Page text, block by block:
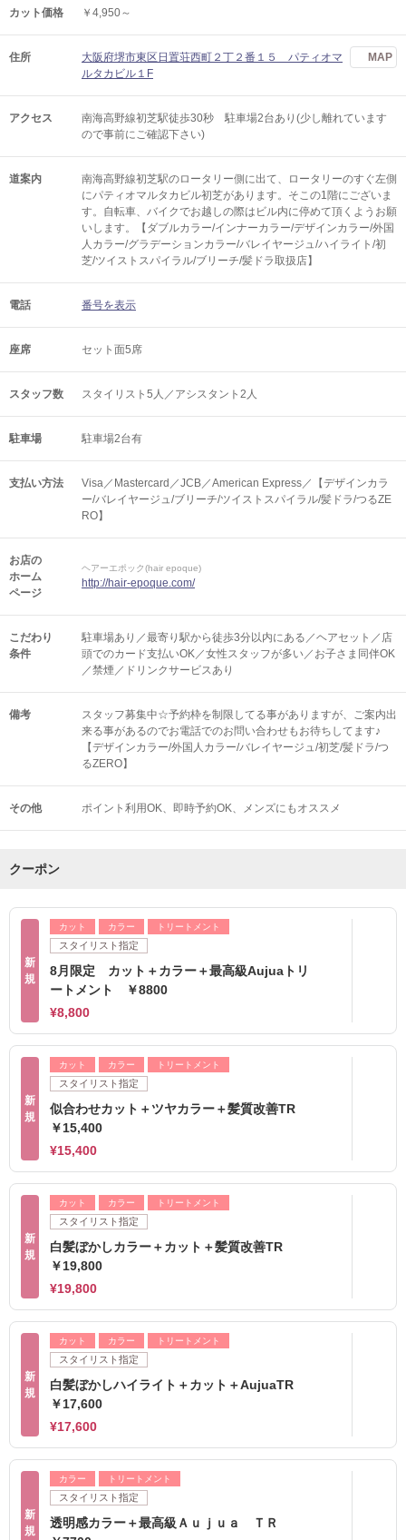
カット価格 ￥4,950～
住所
大阪府堺市東区日置荘西町２丁２番１５ パティオマ
ルタカビル１F
MAP
アクセス
南海高野線初芝駅徒歩30秒 駐車場2台あり(少し離れています
ので事前にご確認下さい)
道案内
南海高野線初芝駅のロータリー側に出て、ロータリーのすぐ左側
にパティオマルタカビル初芝があります。そこの1階にございま
す。自転車、バイクでお越しの際はビル内に停めて頂くようお願
いします。【ダブルカラー/インナーカラー/デザインカラー/外国
人カラー/グラデーションカラー/バレイヤージュ/ハイライト/初
芝/ツイストスパイラル/ブリーチ/髪ドラ取扱店】
電話 番号を表示
座席 セット面5席
スタッフ数 スタイリスト5人／アシスタント2人
駐車場 駐車場2台有
支払い方法
Visa／Mastercard／JCB／American Express／【デザインカラ
ー/バレイヤージュ/ブリーチ/ツイストスパイラル/髪ドラ/つるZE
RO】
お店の
ホーム
ページ
ヘアーエポック(hair epoque)
http://hair-epoque.com/
こだわり
条件
駐車場あり／最寄り駅から徒歩3分以内にある／ヘアセット／店
頭でのカード支払いOK／女性スタッフが多い／お子さま同伴OK
／禁煙／ドリンクサービスあり
備考
スタッフ募集中☆予約枠を制限してる事がありますが、ご案内出
来る事があるのでお電話でのお問い合わせもお待ちしてます♪
【デザインカラー/外国人カラー/バレイヤージュ/初芝/髪ドラ/つ
るZERO】
その他 ポイント利用OK 即時予約OK メンズにもオススメ
クーポン
新
規
カット カラー トリートメント
スタイリスト指定
8月限定 カット＋カラー＋最高級Aujuaトリ
ートメント ￥8800
¥8,800
新
規
カット カラー トリートメント
スタイリスト指定
似合わせカット＋ツヤカラー＋髪質改善TR
￥15,400
¥15,400
新
規
カット カラー トリートメント
スタイリスト指定
白髪ぼかしカラー＋カット＋髪質改善TR
￥19,800
¥19,800
新
規
カット カラー トリートメント
スタイリスト指定
白髪ぼかしハイライト＋カット＋AujuaTR
￥17,600
¥17,600
新
規
カラー トリートメント
スタイリスト指定
透明感カラー＋最高級Ａｕｊｕａ ＴＲ